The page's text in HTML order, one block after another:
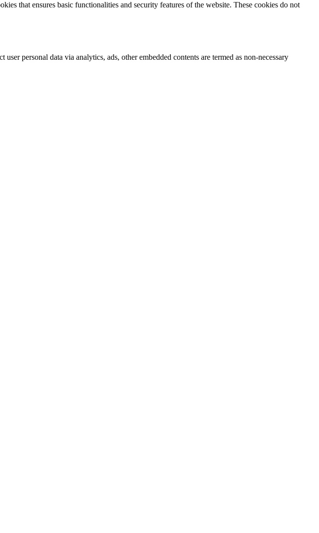
that ensures basic functionalities and security features of the website. These cookies do not
personal data via analytics, ads, other embedded contents are termed as non-necessary